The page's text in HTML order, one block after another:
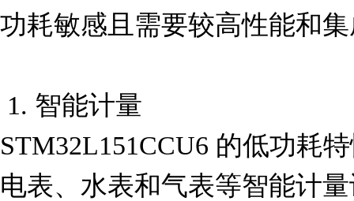
功耗敏感且需要较高性能和
STM32L151CCU6 的低功耗
电表、水表和气表等智能计